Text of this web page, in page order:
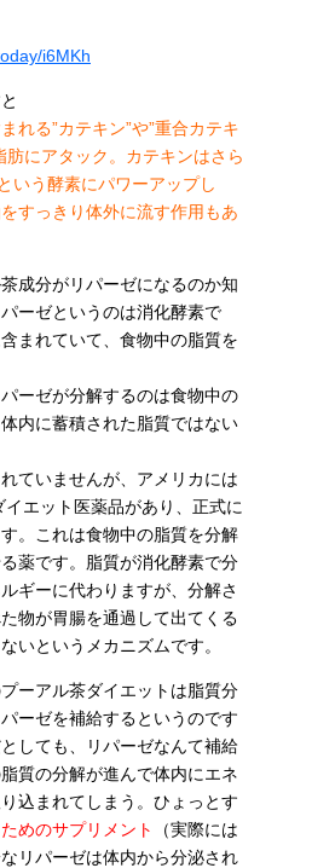
i6MKh
れる”カテキン”や”重合カテキ
肪にアタック。カテキンはさら
いう酵素にパワーアップし
すっきり体外に流す作用もあ
成分がリパーゼになるのか知
ーゼというのは消化酵素で
まれていて、食物中の脂質を
ーゼが分解するのは食物中の
内に蓄積された脂質ではない
ていませんが、アメリカには
エット医薬品があり、正式に
。これは食物中の脂質を分解
薬です。脂質が消化酵素で分
ギーに代わりますが、分解さ
物が胃腸を通過して出てくる
いというメカニズムです。
ーアル茶ダイエットは脂質分
ーゼを補給するというのです
しても、リパーゼなんて補給
質の分解が進んで体内にエネ
込まれてしまう。ひょっとす
めのサプリメント
（実際には
リパーゼは体内から分泌され